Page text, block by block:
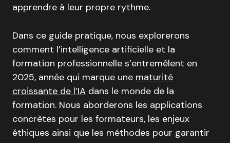
apprendre à leur propre rythme.
Dans ce guide pratique, nous explorerons
comment l’intelligence artificielle et la
formation professionnelle s’entremêlent en
2025, année qui marque une maturité
croissante de l’IA dans le monde de la
formation. Nous aborderons les applications
concrètes pour les formateurs, les enjeux
éthiques ainsi que les méthodes pour garantir